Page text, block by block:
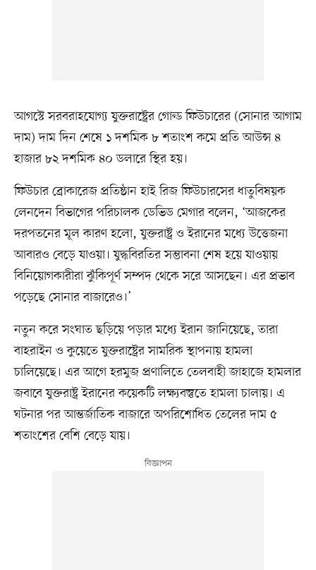
আগস্টে সরবরাহযোগ্য যুক্তরাষ্ট্রের গোল্ড ফিউচারের (সোনার আগাম
দাম) দাম দিন শেষে ১ দশমিক ৮ শতাংশ কমে প্রতি আউন্স ৪
হাজার ৮২ দশমিক ৪০ ডলারে স্থির হয়।
ফিউচার ব্রোকারেজ প্রতিষ্ঠান হাই রিজ ফিউচারসের ধাতুবিষয়ক
লেনদেন বিভাগের পরিচালক ডেভিড মেগার বলেন, ‘আজকের
দরপতনের মূল কারণ হলো, যুক্তরাষ্ট্র ও ইরানের মধ্যে উত্তেজনা
আবারও বেড়ে যাওয়া। যুদ্ধবিরতির সম্ভাবনা শেষ হয়ে যাওয়ায়
বিনিয়োগকারীরা ঝুঁকিপূর্ণ সম্পদ থেকে সরে আসছেন। এর প্রভাব
পড়েছে সোনার বাজারেও।’
নতুন করে সংঘাত ছড়িয়ে পড়ার মধ্যে ইরান জানিয়েছে, তারা
বাহরাইন ও কুয়েতে যুক্তরাষ্ট্রের সামরিক স্থাপনায় হামলা
চালিয়েছে। এর আগে হরমুজ প্রণালিতে তেলবাহী জাহাজে হামলার
জবাবে যুক্তরাষ্ট্র ইরানের কয়েকটি লক্ষ্যবস্তুতে হামলা চালায়। এ
ঘটনার পর আন্তর্জাতিক বাজারে অপরিশোধিত তেলের দাম ৫
শতাংশের বেশি বেড়ে যায়।